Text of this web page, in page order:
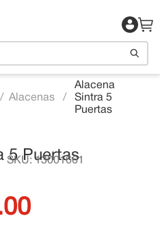
Alacenas
Alacena
Sintra 5
Puertas
5 Puertas
SKU:13001661
00